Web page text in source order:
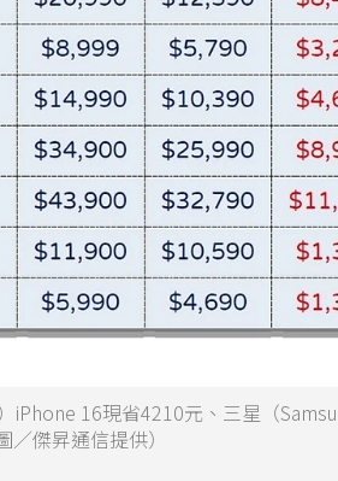
16現省4210元、三星（
傑昇通信提供）